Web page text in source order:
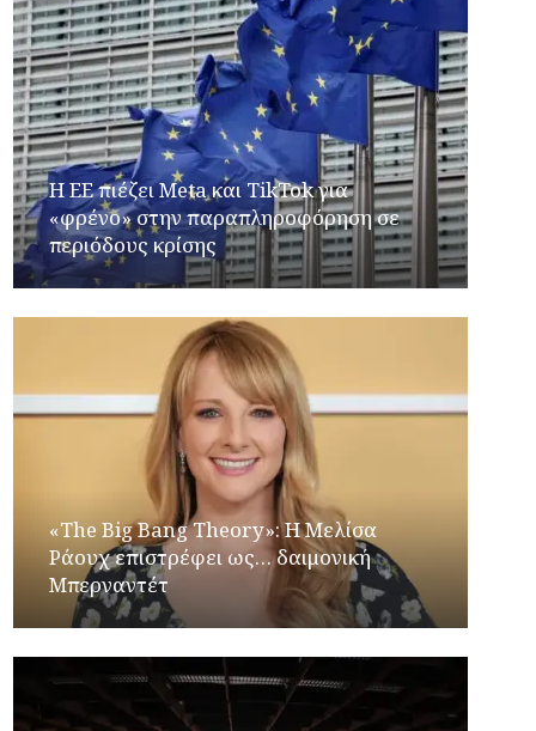
Η ΕΕ πιέζει Meta και TikTok για
«φρένο» στην παραπληροφόρηση σε
περιόδους κρίσης
«The Big Bang Theory»: Η Μελίσα
Ράουχ επιστρέφει ως… δαιμονική
Μπερναντέτ